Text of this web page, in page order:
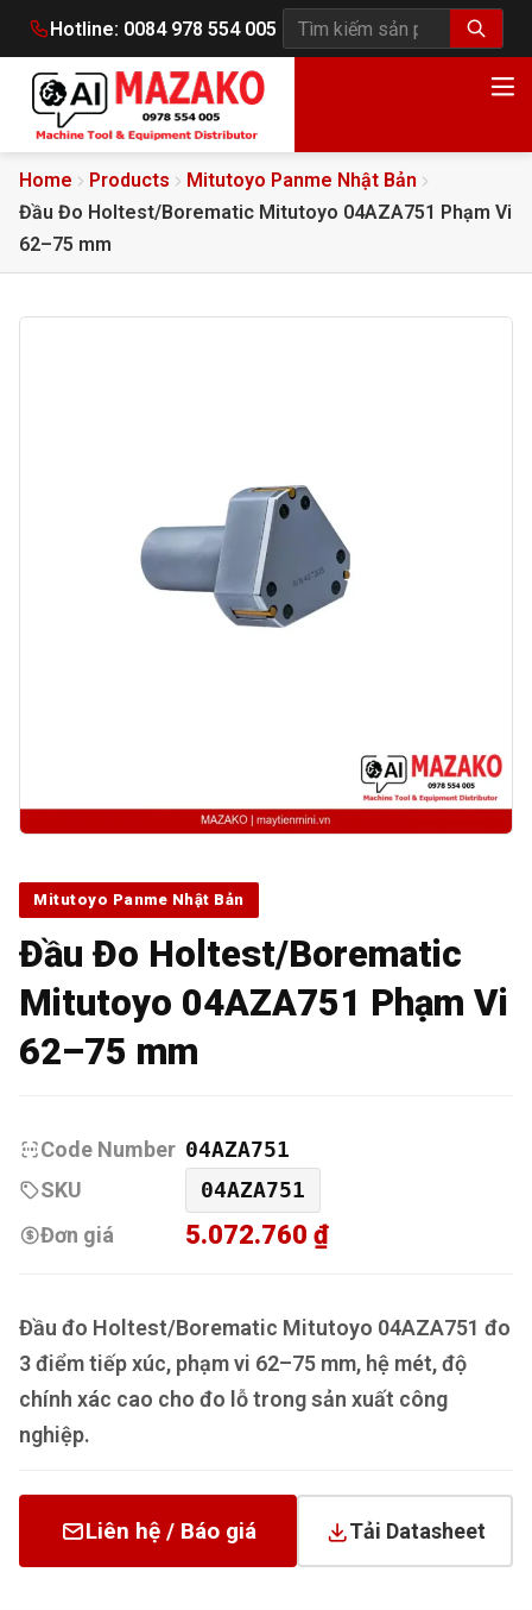
Hotline: 0084 978 554 005
Tìm kiếm sản phẩm
Home Products
Mitutoyo Panme Nhật Bản
Đầu Đo Holtest/Borematic Mitutoyo 04AZA751 Phạm Vi
62–75 mm
Mitutoyo Panme Nhật Bản
Đầu Đo Holtest/Borematic
Mitutoyo 04AZA751 Phạm Vi
62–75 mm
Code Number 04AZA751
SKU
04AZA751
Đơn giá
5.072.760 ₫
Đầu đo Holtest/Borematic Mitutoyo 04AZA751 đo
3 điểm tiếp xúc, phạm vi 62–75 mm, hệ mét, độ
chính xác cao cho đo lỗ trong sản xuất công
nghiệp.
Liên hệ / Báo giá Tải Datasheet